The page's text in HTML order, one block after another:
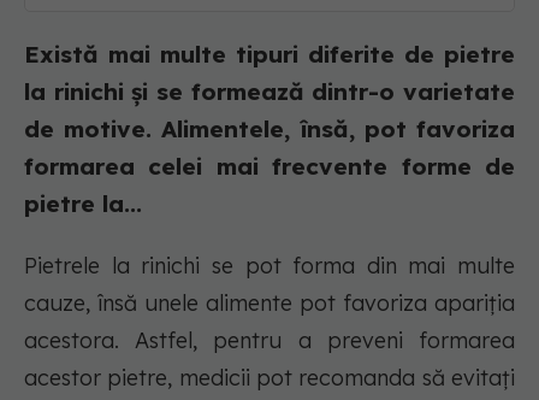
Există mai multe tipuri diferite de pietre
la rinichi și se formează dintr-o varietate
de motive. Alimentele, însă, pot favoriza
formarea celei mai frecvente forme de
pietre la...
Pietrele la rinichi se pot forma din mai multe
cauze, însă unele alimente pot favoriza apariția
acestora. Astfel, pentru a preveni formarea
acestor pietre, medicii pot recomanda să evitați